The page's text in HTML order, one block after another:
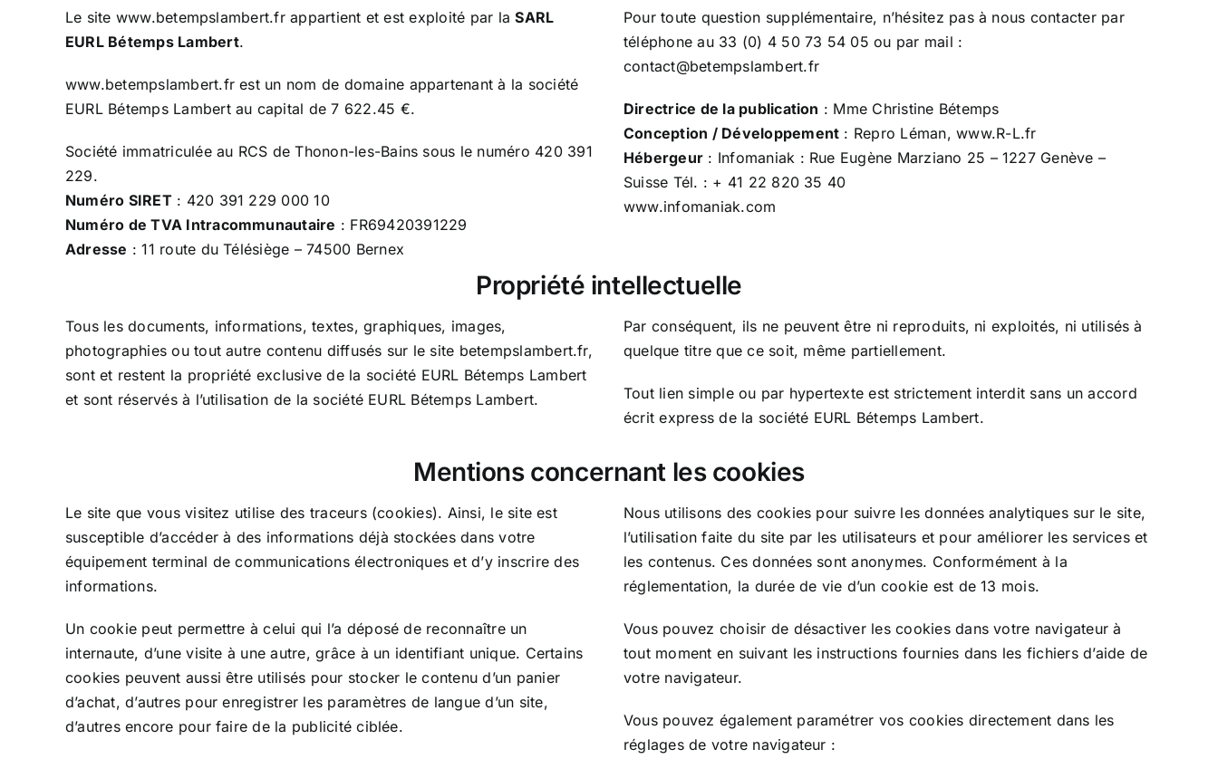
Le site www.betempslambert.frappartient et est exploité par laSARL
EURL Bétemps Lambert.
www.betempslambert.fr est un nom de domaine appartenant à la société
EURL Bétemps Lambert au capital de 7 622.45 €.
Société immatriculée au RCS de Thonon-les-Bains sous le numéro 420 391
229.
Numéro SIRET : 420 391 229 000 10
Numéro de TVA Intracommunautaire : FR69420391229
Adresse : 11 route du Télésiège – 74500 Bernex
Pour toute question supplémentaire, n’hésitez pas à nous contacter par
téléphone au 33 (0) 4 50 73 54 05 ou par mail :
contact@betempslambert.fr
Directrice de la publication : Mme Christine Bétemps
Conception / Développement : Repro Léman, www.R-L.fr
Hébergeur : Infomaniak : Rue Eugène Marziano 25 – 1227 Genève –
Suisse Tél. : + 41 22 820 35 40
www.infomaniak.com
Propriété intellectuelle
Tous les documents, informations, textes, graphiques, images,
photographies ou tout autre contenu diffusés sur le site betempslambert.fr,
sont et restent la propriété exclusive de la société EURL Bétemps Lambert
et sont réservés à l’utilisation de la société EURL Bétemps Lambert.
Par conséquent, ils ne peuvent être ni reproduits, ni exploités, ni utilisés à
quelque titre que ce soit, même partiellement.
Tout lien simple ou par hypertexte est strictement interdit sans un accord
écrit express de la société EURL Bétemps Lambert.
Mentions concernant les cookies
Le site que vous visitez utilise des traceurs (cookies). Ainsi, le site est
susceptible d’accéder à des informations déjà stockées dans votre
équipement terminal de communications électroniques et d’y inscrire des
informations.
Un cookie peut permettre à celui qui l’a déposé de reconnaître un
internaute, d’une visite à une autre, grâce à un identifiant unique. Certains
cookies peuvent aussi être utilisés pour stocker le contenu d’un panier
d’achat, d’autres pour enregistrer les paramètres de langue d’un site,
d’autres encore pour faire de la publicité ciblée.
Nous utilisons des cookies pour suivre les données analytiques sur le site,
l’utilisation faite du site par les utilisateurs et pour améliorer les services et
les contenus. Ces données sont anonymes. Conformément à la
réglementation, la durée de vie d’un cookie est de 13 mois.
Vous pouvez choisir de désactiver les cookies dans votre navigateur à
tout moment en suivant les instructions fournies dans les fichiers d’aide de
votre navigateur.
Vous pouvez également paramétrer vos cookies directement dans les
réglages de votre navigateur :